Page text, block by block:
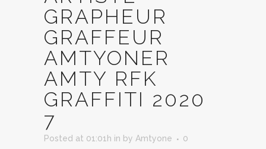
GRAPHEUR
GRAFFEUR
AMTYONER
AMTY RFK
GRAFFITI 2020
7
Posted at 01:01h in by Amtyone
0